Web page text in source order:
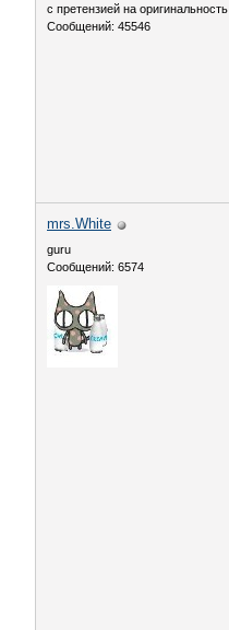
с претензией на оригинальность
Сообщений: 45546
mrs.White
guru
Сообщений: 6574